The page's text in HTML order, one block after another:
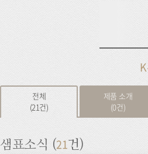
검
전체
(21건)
제품 소개
(0건)
샘표소식 (21건)